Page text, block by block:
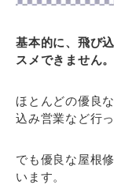
基本的に、飛び
スメできません。
ほとんどの優良
込み営業など行
でも優良な屋根
います。